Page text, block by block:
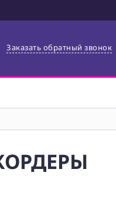
Заказать обратный звонок